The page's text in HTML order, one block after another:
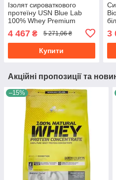
Ізолят сироваткового
протеїну USN Blue Lab
100% Whey Premium
карамеллю
4 467 ₴ 5 271,06 ₴
Купити
3
Акційні пропозиції та
–15%